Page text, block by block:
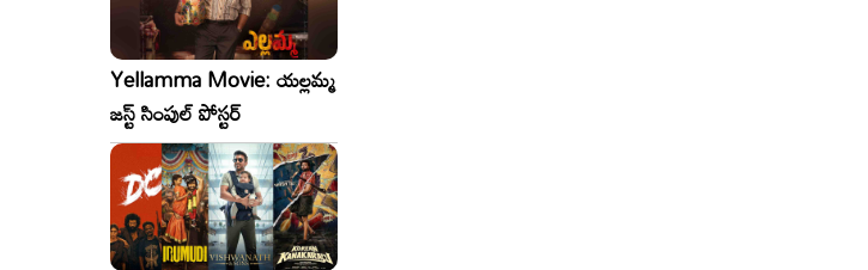
Yellamma Movie: యల్లమ్మ
జస్ట్ సింపుల్ పోస్టర్